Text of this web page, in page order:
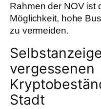
Rahmen der NOV ist
Möglichkeit, hohe
zu vermeiden.
vergessenen
Stadt